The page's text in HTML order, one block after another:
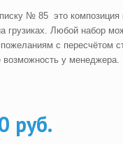
№ 85 это композиция
грузиках. Любой набор
с пересчётом
возможность у менеджера.
руб.